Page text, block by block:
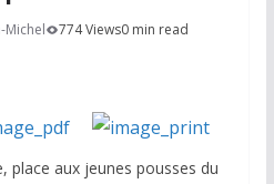
Michel 774 Views0 min read
place aux jeunes pousses du